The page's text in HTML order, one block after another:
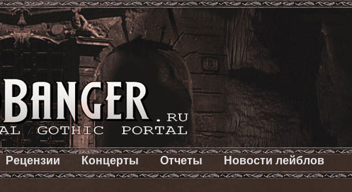
Рецензии Концерты Отчеты Новости лейблов